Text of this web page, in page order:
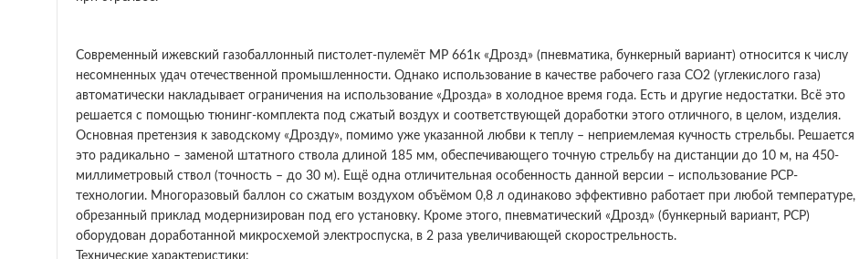
Современный ижевский газобаллонный пистолет-пулемёт МР 661к «Дрозд» (пневматика, бункерный вариант) относится к числу
несомненных удач отечественной промышленности. Однако использование в качестве рабочего газа СО2 (углекислого газа)
автоматически накладывает ограничения на использование «Дрозда» в холодное время года. Есть и другие недостатки. Всё это
решается с помощью тюнинг-комплекта под сжатый воздух и соответствующей доработки этого отличного, в целом, изделия.
Основная претензия к заводскому «Дрозду», помимо уже указанной любви к теплу – неприемлемая кучность стрельбы. Решается
это радикально – заменой штатного ствола длиной 185 мм, обеспечивающего точную стрельбу на дистанции до 10 м, на 450-
миллиметровый ствол (точность – до 30 м). Ещё одна отличительная особенность данной версии – использование PCP-
технологии. Многоразовый баллон со сжатым воздухом объёмом 0,8 л одинаково эффективно работает при любой температуре,
обрезанный приклад модернизирован под его установку. Кроме этого, пневматический «Дрозд» (бункерный вариант, РСР)
оборудован доработанной микросхемой электроспуска, в 2 раза увеличивающей скорострельность.
Технические характеристики: